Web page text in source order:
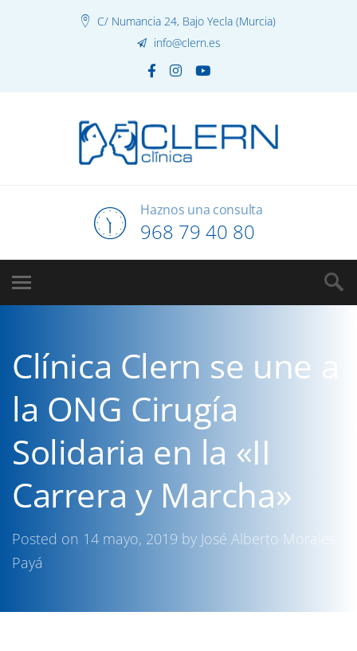
C/ Numancia 24, Bajo Yecla (Murcia)
info@clern.es
Haznos una consulta
968 79 40 80
Clínica Clern se une a
la ONG Cirugía
Solidaria en la «II
Carrera y Marcha»
Posted on 14 mayo, 2019 by José Alberto Morales
Payá